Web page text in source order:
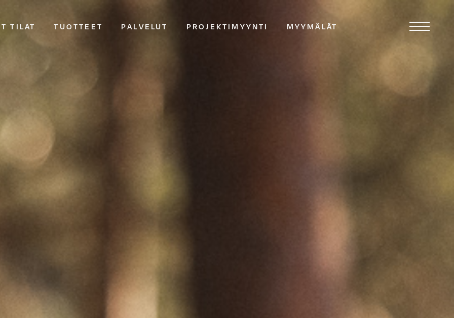
TILAT TUOTTEET PALVELUT PROJEKTIMYYNTI MYYMÄLÄT